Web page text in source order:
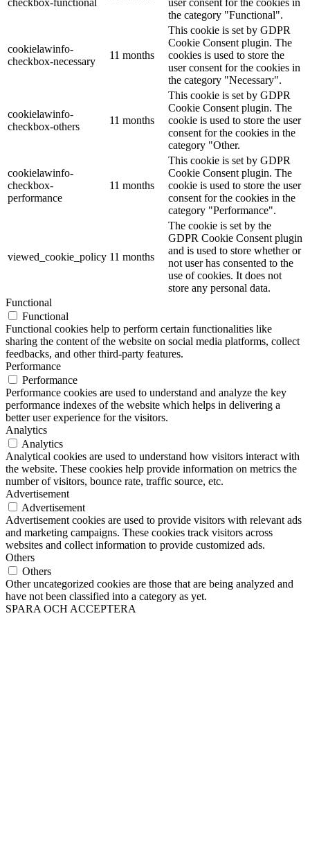
checkbox-functional
user consent for the cookies in
the category "Functional".
cookielawinfo-
checkbox-necessary
11 months
This cookie is set by GDPR
Cookie Consent plugin. The
cookies is used to store the
user consent for the cookies in
the category "Necessary".
cookielawinfo-
checkbox-others
11 months
This cookie is set by GDPR
Cookie Consent plugin. The
cookie is used to store the user
consent for the cookies in the
category "Other.
cookielawinfo-
checkbox-
performance
11 months
This cookie is set by GDPR
Cookie Consent plugin. The
cookie is used to store the user
consent for the cookies in the
category "Performance".
viewed_cookie_policy 11 months
The cookie is set by the
GDPR Cookie Consent plugin
and is used to store whether or
not user has consented to the
use of cookies. It does not
store any personal data.
Functional
Functional
Functional cookies help to perform certain functionalities like
sharing the content of the website on social media platforms, collect
feedbacks, and other third-party features.
Performance
Performance
Performance cookies are used to understand and analyze the key
performance indexes of the website which helps in delivering a
better user experience for the visitors.
Analytics
Analytics
Analytical cookies are used to understand how visitors interact with
the website. These cookies help provide information on metrics the
number of visitors, bounce rate, traffic source, etc.
Advertisement
Advertisement
Advertisement cookies are used to provide visitors with relevant ads
and marketing campaigns. These cookies track visitors across
websites and collect information to provide customized ads.
Others
Others
Other uncategorized cookies are those that are being analyzed and
have not been classified into a category as yet.
SPARA OCH ACCEPTERA